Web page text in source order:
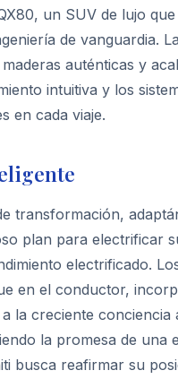
un SUV de lujo
de vanguardia.
auténticas y
intuitiva y los
en cada viaje.
plan para electrificar
electrificado.
en el conductor,
la creciente conciencia
la promesa de una
busca reafirmar su